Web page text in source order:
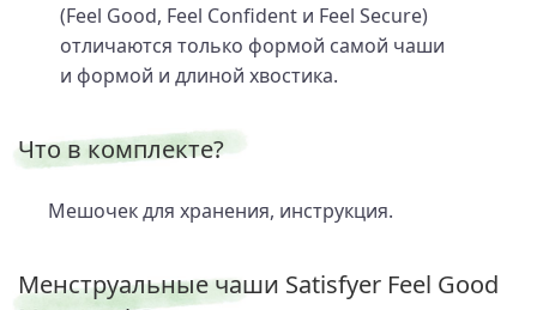
(Feel Good, Feel Confident и Feel Secure)
отличаются только формой самой чаши
и формой и длиной хвостика.
Что в комплекте?
Мешочек для хранения, инструкция.
Менструальные чаши Satisfyer Feel Good